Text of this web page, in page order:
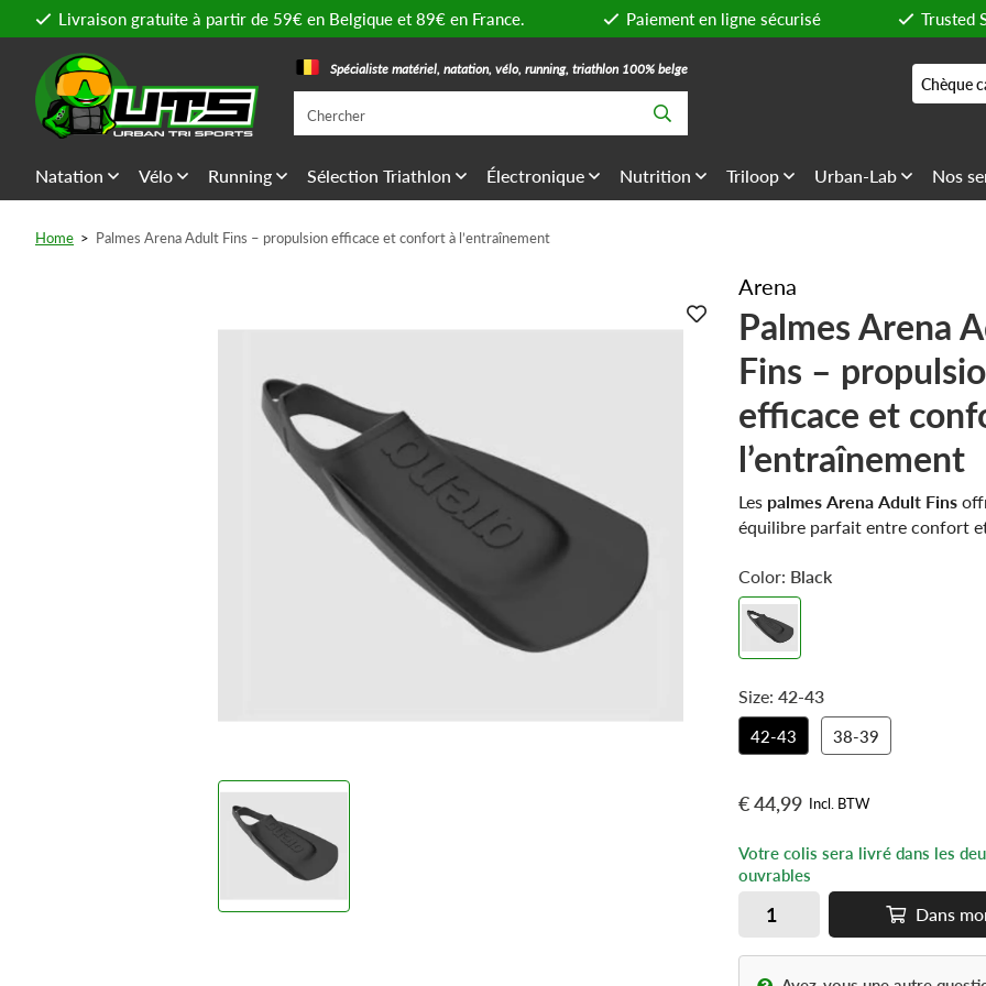
Livraison gratuite à partir de 59€ en Belgique et 89€ en France. Paiement en ligne sécurisé Trusted
Spécialiste matériel, natation, vélo, running, triathlon 100% belge
Chèque
Natation Vélo Running Sélection Triathlon Électronique Nutrition Triloop Urban-Lab Nos
Home > Palmes Arena Adult Fins – propulsion efficace et confort à l’entraînement
Arena
Palmes Arena
Fins –
efficace et
l’entraînement
Les palmes Arena Adult Fins
équilibre parfait entre confort
souple, elles améliorent la
générer de fatigue excessive.
séances de natation régulières,
permettent de travailler à la fois
Color: Black
Size:42-43
42-43 38-39
€ 44,99 Incl. BTW
Votre colis sera livré dans les
ouvrables
Dans